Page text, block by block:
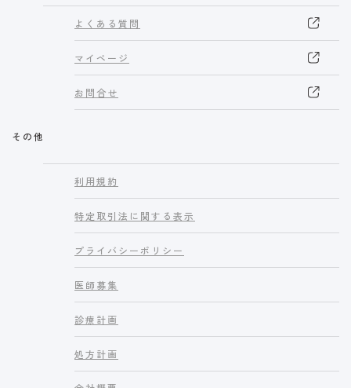
よくある質問
マイページ
お問合せ
その他
利用規約
特定取引法に関する表示
プライバシーポリシー
医師募集
診療計画
処方計画